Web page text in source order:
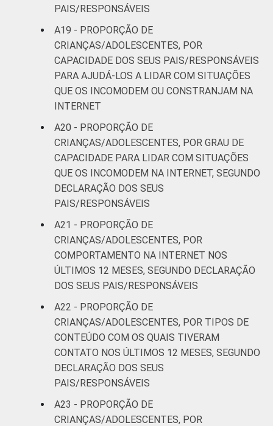
PAIS/RESPONSÁVEIS
A19 - PROPORÇÃO DE
CRIANÇAS/ADOLESCENTES, POR
CAPACIDADE DOS SEUS PAIS/RESPONSÁVEIS
PARA AJUDÁ-LOS A LIDAR COM SITUAÇÕES
QUE OS INCOMODEM OU CONSTRANJAM NA
INTERNET
A20 - PROPORÇÃO DE
CRIANÇAS/ADOLESCENTES, POR GRAU DE
CAPACIDADE PARA LIDAR COM SITUAÇÕES
QUE OS INCOMODEM NA INTERNET, SEGUNDO
DECLARAÇÃO DOS SEUS
PAIS/RESPONSÁVEIS
A21 - PROPORÇÃO DE
CRIANÇAS/ADOLESCENTES, POR
COMPORTAMENTO NA INTERNET NOS
ÚLTIMOS 12 MESES, SEGUNDO DECLARAÇÃO
DOS SEUS PAIS/RESPONSÁVEIS
A22 - PROPORÇÃO DE
CRIANÇAS/ADOLESCENTES, POR TIPOS DE
CONTEÚDO COM OS QUAIS TIVERAM
CONTATO NOS ÚLTIMOS 12 MESES, SEGUNDO
DECLARAÇÃO DOS SEUS
PAIS/RESPONSÁVEIS
A23 - PROPORÇÃO DE
CRIANÇAS/ADOLESCENTES, POR